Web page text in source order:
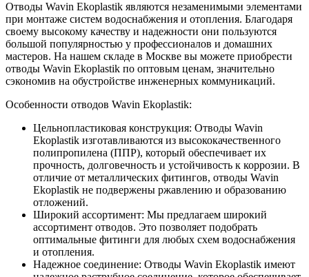
Отводы Wavin Ekoplastik являются незаменимыми элементами
при монтаже систем водоснабжения и отопления. Благодаря
своему высокому качеству и надежности они пользуются
большой популярностью у профессионалов и домашних
мастеров. На нашем складе в Москве вы можете приобрести
отводы Wavin Ekoplastik по оптовым ценам, значительно
сэкономив на обустройстве инженерных коммуникаций.
Особенности отводов Wavin Ekoplastik:
Цельнопластиковая конструкция: Отводы Wavin
Ekoplastik изготавливаются из высококачественного
полипропилена (ППР), который обеспечивает их
прочность, долговечность и устойчивость к коррозии. В
отличие от металлических фитингов, отводы Wavin
Ekoplastik не подвержены ржавлению и образованию
отложений.
Широкий ассортимент: Мы предлагаем широкий
ассортимент отводов. Это позволяет подобрать
оптимальные фитинги для любых схем водоснабжения
и отопления.
Надежное соединение: Отводы Wavin Ekoplastik имеют